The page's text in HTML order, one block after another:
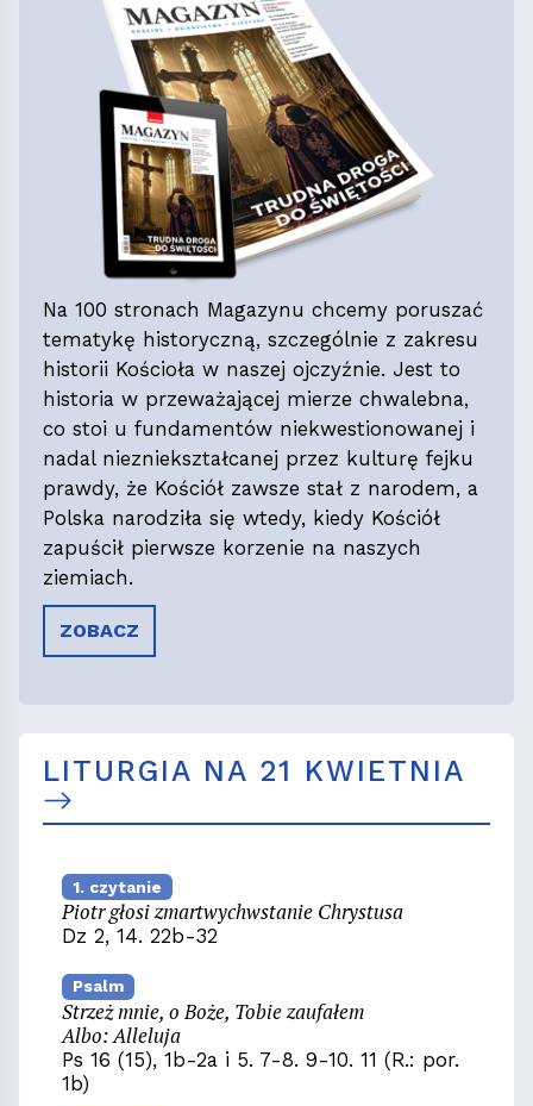
Na 100 stronach Magazynu chcemy poruszać
tematykę historyczną, szczególnie z zakresu
historii Kościoła w naszej ojczyźnie. Jest to
historia w przeważającej mierze chwalebna,
co stoi u fundamentów niekwestionowanej i
nadal niezniekształcanej przez kulturę fejku
prawdy, że Kościół zawsze stał z narodem, a
Polska narodziła się wtedy, kiedy Kościół
zapuścił pierwsze korzenie na naszych
ziemiach.
ZOBACZ
LITURGIA NA 21 KWIETNIA
1. czytanie
Piotr głosi zmartwychwstanie Chrystusa
Dz 2, 14. 22b-32
Psalm
Strzeż mnie, o Boże, Tobie zaufałem
Albo: Alleluja
Ps 16 (15), 1b-2a i 5. 7-8. 9-10. 11 (R.: por.
1b)